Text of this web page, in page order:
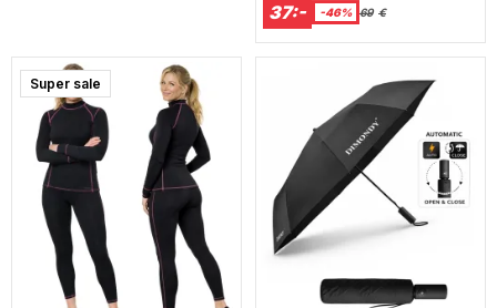
37:- -46% 69 €
Super sale